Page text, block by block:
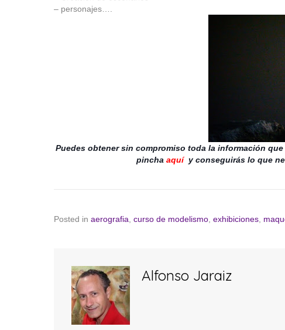
– personajes….
Puedes obtener sin compromiso toda la información
pinchaaquí y conseguirás lo que
Posted in aerografia curso de modelismo exhibiciones
Alfonso Jaraiz